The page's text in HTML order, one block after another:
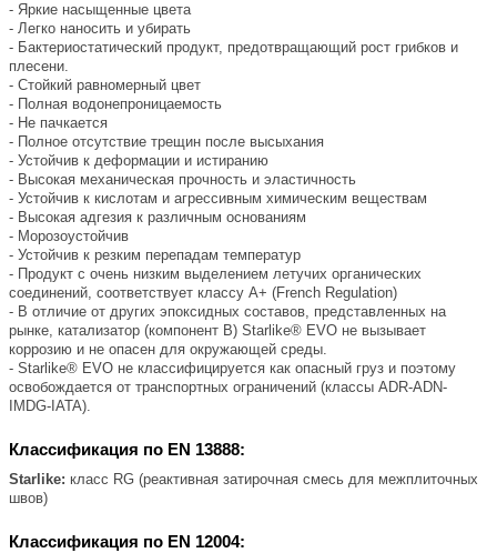
- Яркие насыщенные цвета
- Легко наносить и убирать
- Бактериостатический продукт, предотвращающий рост грибков и
плесени.
- Стойкий равномерный цвет
- Полная водонепроницаемость
- Не пачкается
- Полное отсутствие трещин после высыхания
- Устойчив к деформации и истиранию
- Высокая механическая прочность и эластичность
- Устойчив к кислотам и агрессивным химическим веществам
- Высокая адгезия к различным основаниям
- Морозоустойчив
- Устойчив к резким перепадам температур
- Продукт с очень низким выделением летучих органических
соединений, соответствует классу А+ (French Regulation)
- В отличие от других эпоксидных составов, представленных на
рынке, катализатор (компонент B) Starlike® EVO не вызывает
коррозию и не опасен для окружающей среды.
- Starlike® EVO не классифицируется как опасный груз и поэтому
освобождается от транспортных ограничений (классы ADR-ADN-
IMDG-IATA).
Классификация по EN 13888:
Starlike: класс RG (реактивная затирочная смесь для межплиточных
швов)
Классификация по EN 12004: